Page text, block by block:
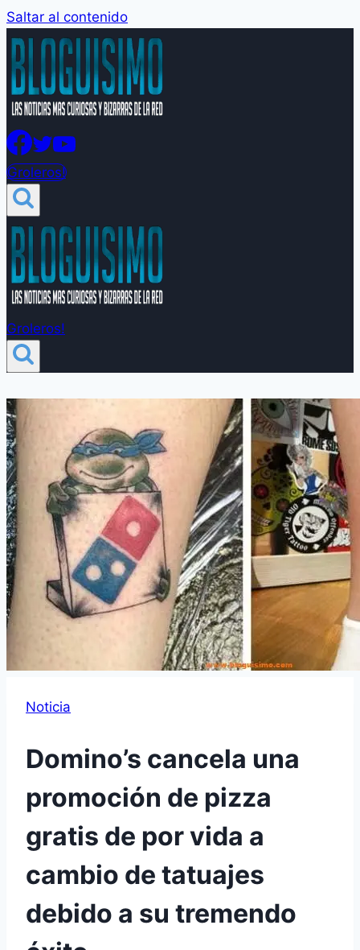
Saltar al contenido
Groleros!
Groleros!
Noticia
Domino’s cancela una
promoción de pizza
gratis de por vida a
cambio de tatuajes
debido a su tremendo